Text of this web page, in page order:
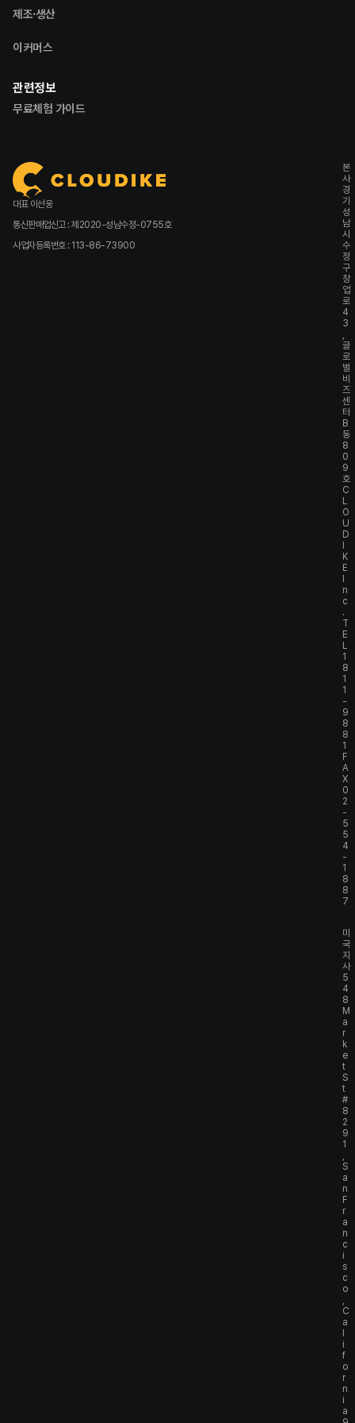
제조·생산
이커머스
관련정보
무료체험 가이드
대표 이선웅
통신판매업신고 : 제2020-성남수정-0755호
사업자등록번호 : 113-86-73900
본
사
경
기
성
남
시
수
정
구
창
업
로
4
3
글
로
벌
비
즈
센
터
B
동
8
0
9
호
C
L
O
U
D
K
E
n
c
.
T
E
L
1
8
1
1
-
9
8
8
1
F
A
X
0
2
-
5
5
4
-
1
8
8
7
미
국
지
사
5
4
8
M
a
r
k
e
t
S
t
#
8
2
9
1
S
a
n
F
r
a
n
c
i
s
c
o
C
a
i
f
o
r
n
i
a